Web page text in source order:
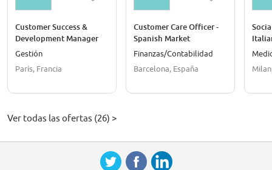
Customer Success &
Development Manager
🇫🇷
Gestión
París, Francia
Customer Care Officer -
Spanish Market
Finanzas/Contabilidad
Barcelona, España
and
Ver todas las ofertas (26) >